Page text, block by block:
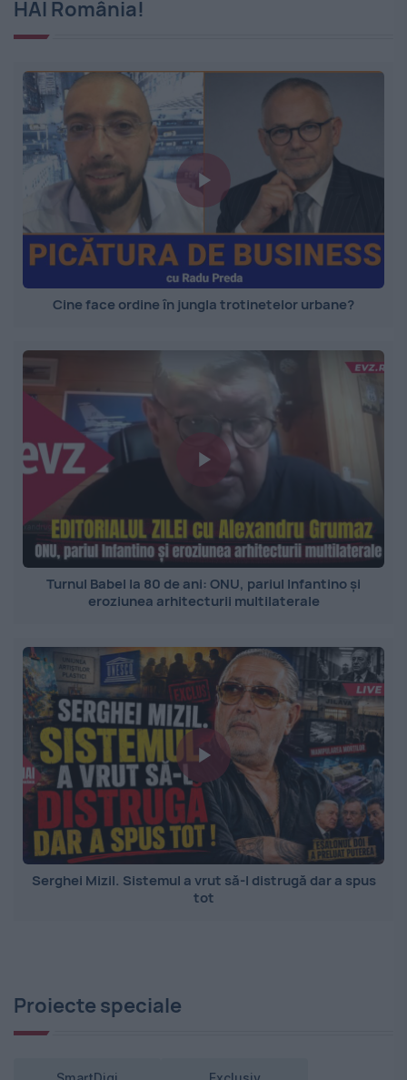
HAI România!
Cine face ordine în jungla trotinetelor urbane?
Turnul Babel la 80 de ani: ONU, pariul Infantino și
eroziunea arhitecturii multilaterale
Serghei Mizil. Sistemul a vrut să-l distrugă dar a spus
tot
Proiecte speciale